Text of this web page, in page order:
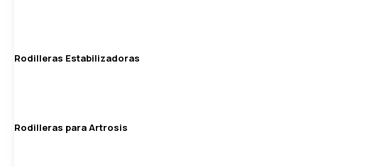
Rodilleras Estabilizadoras
Rodilleras para Artrosis